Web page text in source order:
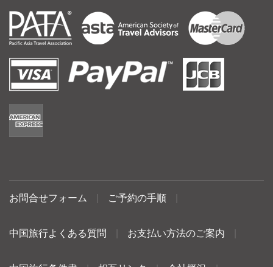
お問合せフォーム ご予約の手順
中国旅行よくある質問 お支払い方法のご案内